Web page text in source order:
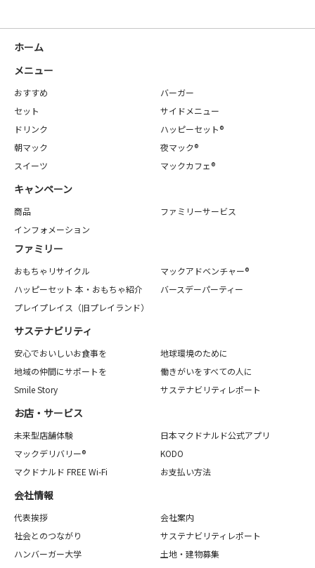
ホーム
メニュー
おすすめ
バーガー
セット
サイドメニュー
ドリンク
ハッピーセット®
朝マック
夜マック®
スイーツ
マックカフェ®
キャンペーン
商品
ファミリーサービス
インフォメーション
ファミリー
おもちゃリサイクル
マックアドベンチャー®
ハッピーセット 本・おもちゃ紹介
バースデーパーティー
プレイプレイス（旧プレイランド）
サステナビリティ
安心でおいしいお食事を
地球環境のために
地域の仲間にサポートを
働きがいをすべての人に
Smile Story
サステナビリティレポート
お店・サービス
未来型店舗体験
日本マクドナルド公式アプリ
マックデリバリー®
KODO
マクドナルド FREE Wi-Fi
お支払い方法
会社情報
代表挨拶
会社案内
社会とのつながり
サステナビリティレポート
ハンバーガー大学
土地・建物募集